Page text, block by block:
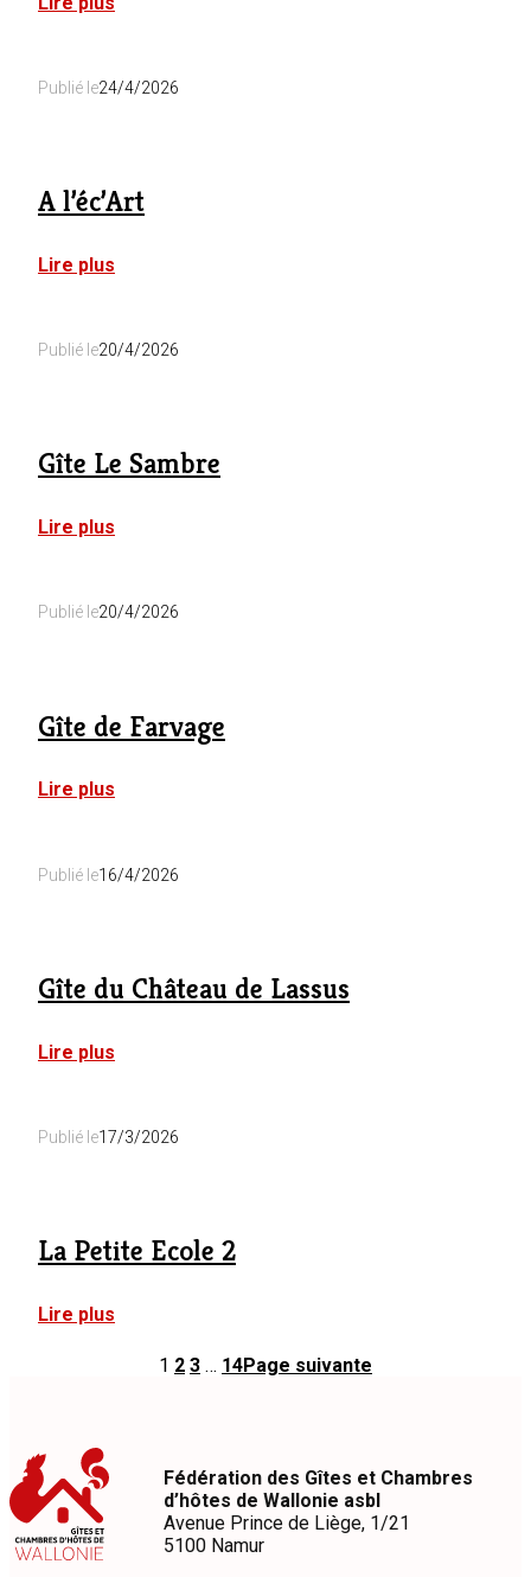
Baudecet
Publié le24/4/2026
A l’éc’Art
Lire plus
Publié le20/4/2026
Gîte Le Sambre
Lire plus
Publié le20/4/2026
Gîte de Farvage
Lire plus
Publié le16/4/2026
Gîte du Château de Lassus
Lire plus
de
Publié le17/3/2026
La Petite Ecole 2
Lire plus
Petite
1 2 3 … 14Page suivante
Fédération des Gîtes et Chambres
d’hôtes de Wallonie asbl
Avenue Prince de Liège, 1/21
5100 Namur